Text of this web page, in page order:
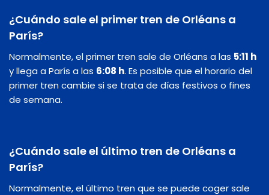
¿Cuándo sale el primer tren de Orléans a
París?
Normalmente, el primer tren sale de Orléans a las 5:11 h
y llega a París a las 6:08 h. Es posible que el horario del
primer tren cambie si se trata de días festivos o fines
de semana.
¿Cuándo sale el último tren de Orléans a
París?
Normalmente, el último tren que se puede coger sale